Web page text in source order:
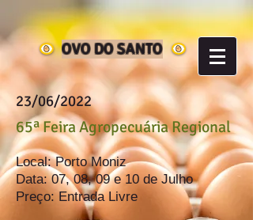
OVO DO SANTO
23/06/2022
65ª Feira Agropecuária Regional
Local: Porto Moniz
Data: 07, 08, 09 e 10 de Julho
Preço: Entrada Livre